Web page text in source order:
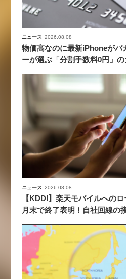
ニュース 2026.08.08
物価高なのに最新iPhoneがバ
ーが選ぶ「分割手数料0円」の
ニュース 2026.08.08
【KDDI】楽天モバイルへの
月末で終了表明！自社回線の